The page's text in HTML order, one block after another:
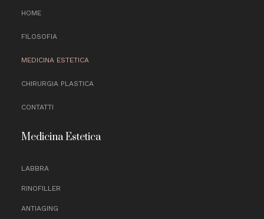
HOME
FILOSOFIA
MEDICINA ESTETICA
CHIRURGIA PLASTICA
CONTATTI
Medicina Estetica
LABBRA
RINOFILLER
ANTIAGING